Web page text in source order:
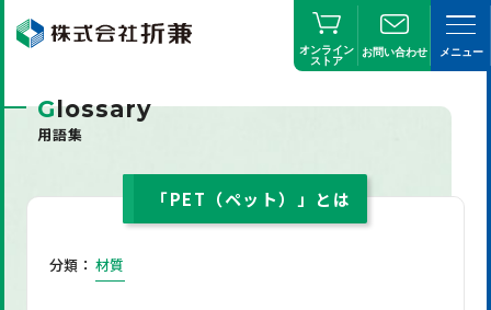
オンライン
ストア
お問い合わせ メニュー
Glossary
用語集
「PET（ペット）」とは
分類： 材質